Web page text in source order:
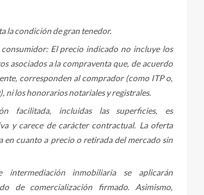
la condición de gran tenedor.
El precio indicado no incluye los
asociados a la compraventa que, de acuerdo
corresponden al comprador (como ITP o,
ni los honorarios notariales y registrales.
facilitada, incluidas las superficies, es
y carece de carácter contractual. La oferta
en cuanto a precio o retirada del mercado sin
intermediación inmobiliaria se aplicarán
de comercialización firmado. Asimismo,